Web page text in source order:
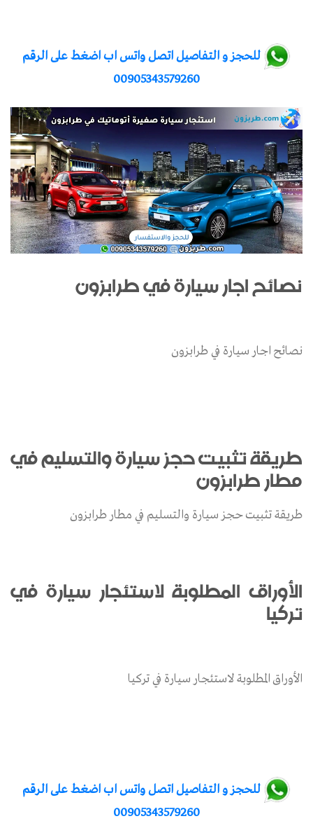
للحجز و التفاصيل اتصل واتس اب اضغط على الرقم
00905343579260
نصائح اجار سيارة في طرابزون
نصائح اجار سيارة في طرابزون
طريقة تثبيت حجز سيارة والتسليم في
مطار طرابزون
طريقة تثبيت حجز سيارة والتسليم في مطار طرابزون
الأوراق المطلوبة لاستئجار سيارة في
تركيا
الأوراق المطلوبة لاستئجار سيارة في تركيا
للحجز و التفاصيل اتصل واتس اب اضغط على الرقم
00905343579260